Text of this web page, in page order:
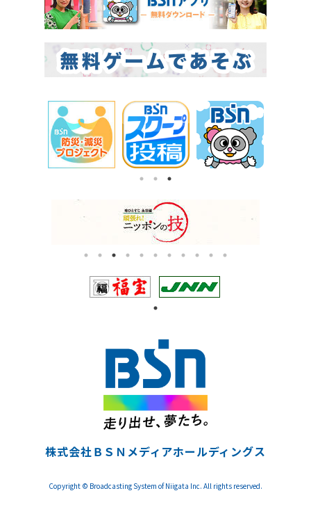
株式会社ＢＳＮメディアホールディングス
Copyright © Broadcasting System of Niigata Inc. All rights reserved.